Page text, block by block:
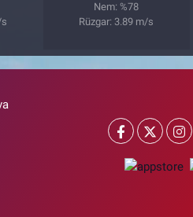
Nem: %78
Rüzgar: 3.89 m/s